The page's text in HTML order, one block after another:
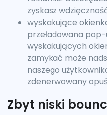
zyskasz
wyskakujące
przeładowana
wyskakujących
zamykać może
naszego
zdenerwowany
Zbyt niski